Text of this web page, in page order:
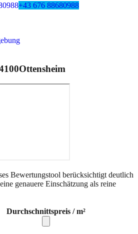
+43 676 88680988
Ottensheim
Bewertungstool berücksichtigt deutlich
genauere Einschätzung als reine
Durchschnittspreis / m²